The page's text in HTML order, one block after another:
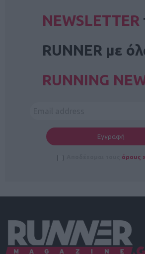
NEWSLETTER
RUNNER με
RUNNING
όρους